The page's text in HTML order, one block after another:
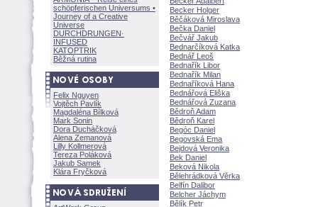
schöpferischen Universums •
Journey of a Creative
Universe
DURCHDRUNGEN·
INFUSED
KATOPTRIK
Běžná rutina
Felix Nguyen
Vojtěch Pavlík
Magdaléna Bílkov
Mark Sonin
Dora Ducháčkov
Alena Zemanov
Lilly Kollmerov
Tereza Polákov
Jakub Samek
Klára Fryčkov
Becker Holger
Běčáková Miroslava
Bečka Daniel
Bečvář Jakub
Bednarčíková Katka
Bednář Leo
Bednařík Libor
Bednařík Milan
Bednaříková Hana
Bednářová Eliška
Bednářová Zuzana
Bědroň Adam
Bědroň Karel
Begóc Daniel
Begovská Ema
Bejdová Veronika
Bek Daniel
Beková Nikola
Bělehrádková Věrka
Belfín Dalibor
Belcher Jáchym
Bělík Petr